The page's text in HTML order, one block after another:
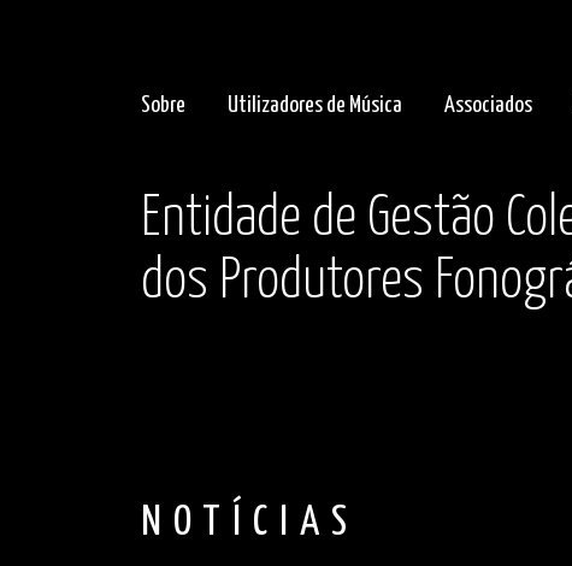
Sobre Utilizadores de Música Associados
Entidade de Gestão
dos Produtores
NOTÍCIAS